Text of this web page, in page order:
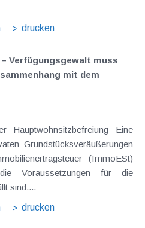
drucken
Verfügungsgewalt muss
mit dem
Eine
Grundstücksveräußerungen
(ImmoESt)
Voraussetzungen für die
sind....
drucken